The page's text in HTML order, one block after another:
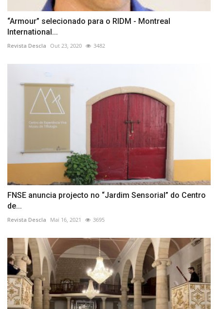
“Armour” selecionado para o RIDM - Montreal
International...
Revista Descla Out 23, 2020 3482
FNSE anuncia projecto no “Jardim Sensorial” do Centro
de...
Revista Descla Mai 16, 2021 3695